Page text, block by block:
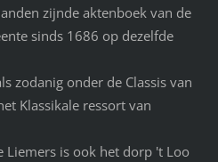
zijnde aktenboek van de
sinds 1686 op dezelfde
zodanig onder de Classis van
Klassikale ressort van
Liemers is ook het dorp 't Loo